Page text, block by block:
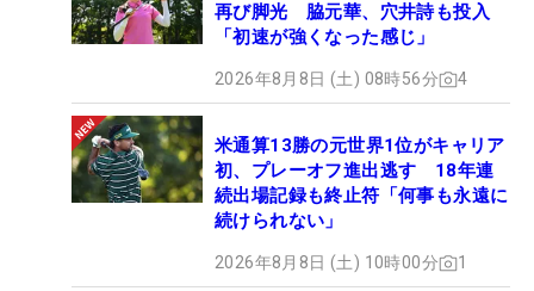
再び脚光 脇元華、穴井詩も投入
「初速が強くなった感じ」
2026年8月8日 (土) 08時56分 4
米通算13勝の元世界1位がキャリア
初、プレーオフ進出逃す 18年連
続出場記録も終止符「何事も永遠に
続けられない」
2026年8月8日 (土) 10時00分 1